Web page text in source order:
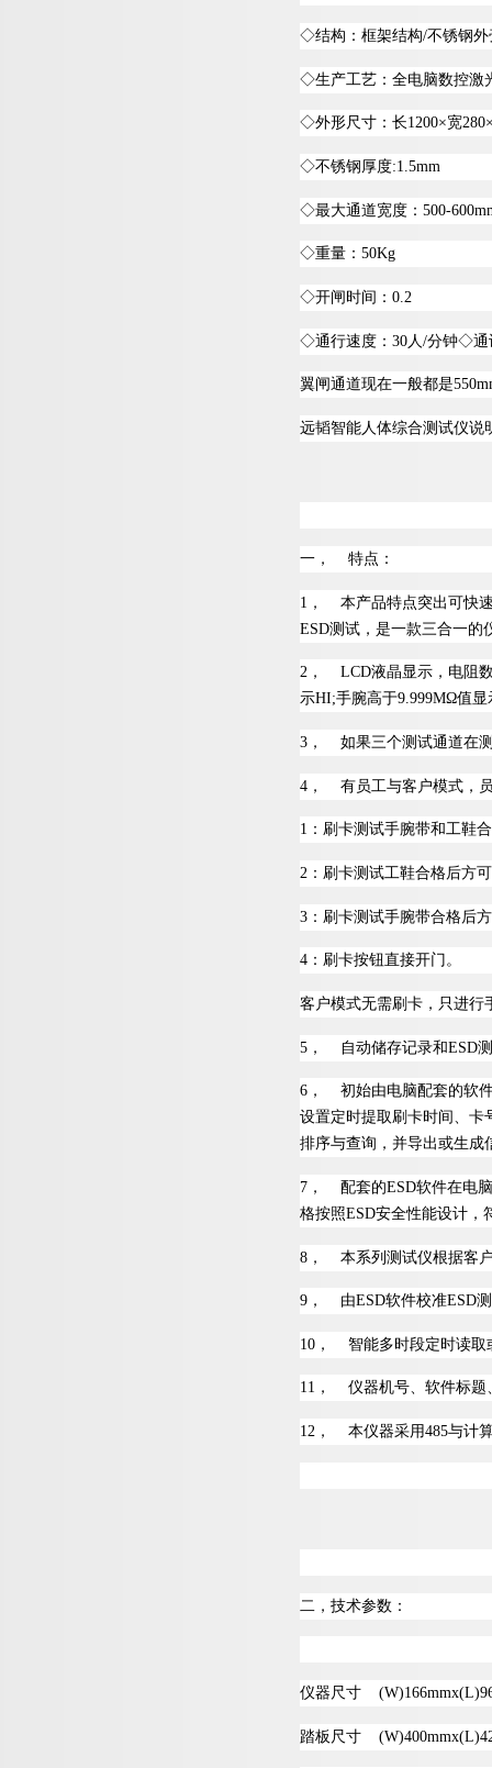
◇结构：框架结构/不锈钢外
◇生产工艺：全电脑数控激
◇外形尺寸： 长1200×宽280
◇不锈钢厚度:1.5mm
◇最大通道宽度 ： 500-
◇重量 ： 50Kg
◇开闸时间 ： 0.2
◇通行速度 ： 30 人 /分钟◇通
翼闸通道现在一般都是
远韬智能人体综合测试仪说
一 ， 特点：
1 ，
本产品特点突出可快
ESD测试，是一款三合一的
2 ， LCD液晶显示，电阻
示HI;手腕高于9.999MΩ值显
3 ， 如果三个测试通道在
4 ， 有员工与客户模式，
1 ：刷卡测试手腕带和工鞋
2 ：刷卡测试工鞋合格后方
3 ：刷卡测试手腕带合格后
4 ：刷卡按钮直接开门。
客户模式无需刷卡，只进行
5 ， 自动储存记录和ESD
6 ，
初始由电脑配套的软
设置定时提取刷卡时间、卡
排序与查询，并导出或生成
7 ， 配套的ESD软件在电
格按照ESD安全性能设计，
8 ， 本系列测试仪根据客
9 ， 由ESD软件校准ESD
1 0 ， 智能多时段定时读
11 ， 仪器机号、软件标
12 ， 本仪器采用485与计
二，技术参数：
仪器尺寸
踏板尺寸